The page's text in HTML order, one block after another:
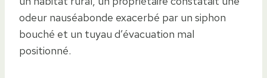
odeur nauséabonde exacerbé par un siphon
bouché et un tuyau d’évacuation mal
positionné.